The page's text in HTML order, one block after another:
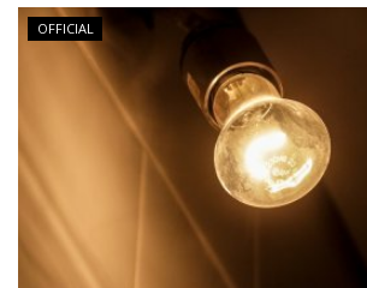
Курултай
Русский
OFFICIAL